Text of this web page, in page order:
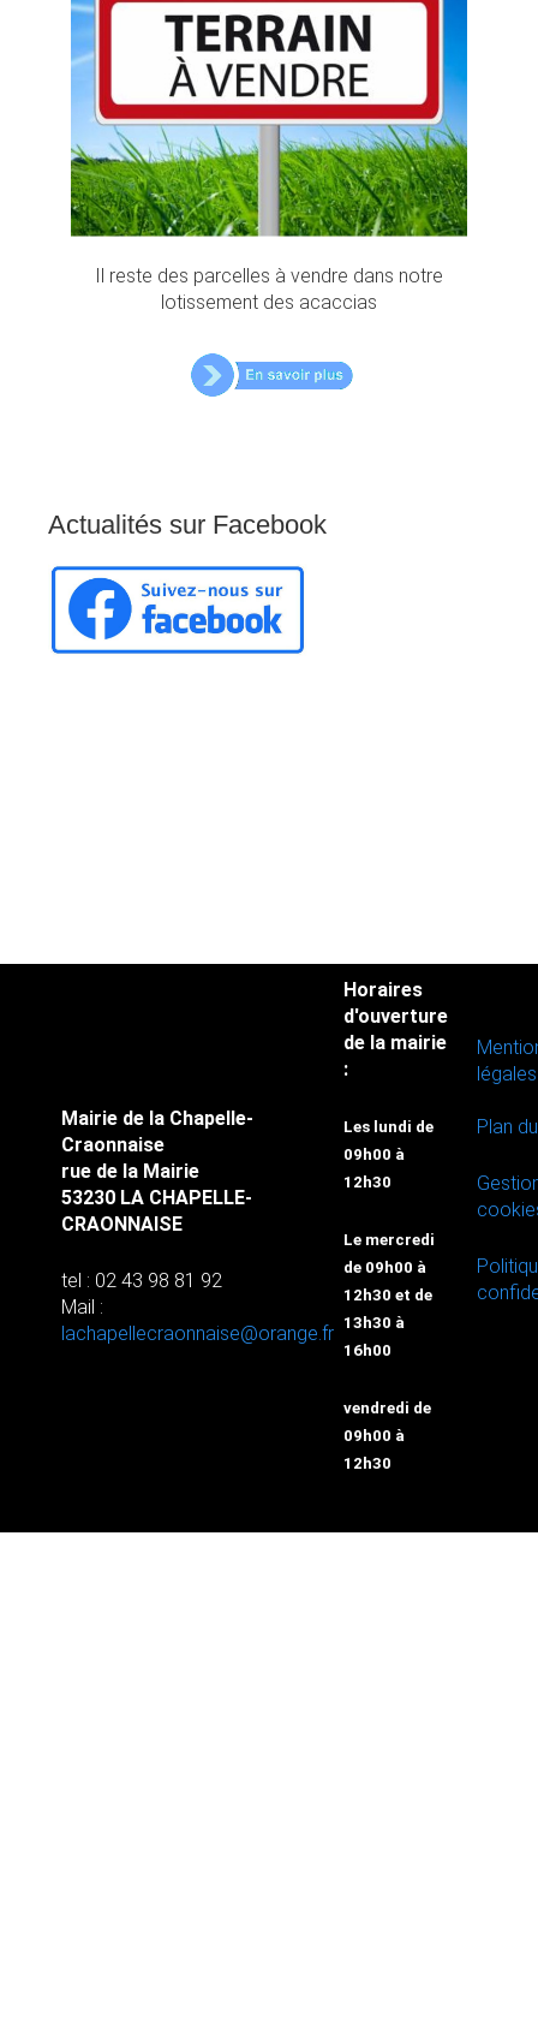
Il reste des parcelles à vendre dans notre
lotissement des acaccias
Actualités sur Facebook
Mairie de la Chapelle-
Craonnaise
rue de la Mairie
53230 LA CHAPELLE-
CRAONNAISE
tel : 02 43 98 81 92
Mail :
lachapellecraonnaise@orange.fr
Horaires
d'ouverture
de la mairie
:
Les lundi de
09h00 à
12h30
Le mercredi
de 09h00 à
12h30 et de
13h30 à
16h00
vendredi de
09h00 à
12h30
légales
Plan